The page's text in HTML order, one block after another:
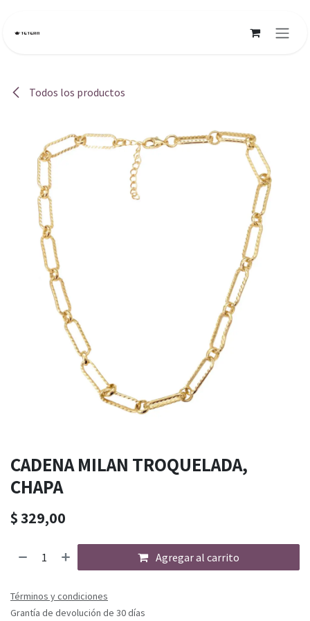
Todos los productos
CADENA MILAN TROQUELADA,
CHAPA
$329,00
Agregar al carrito
Términos y condiciones
Grantía de devolución de 30 días